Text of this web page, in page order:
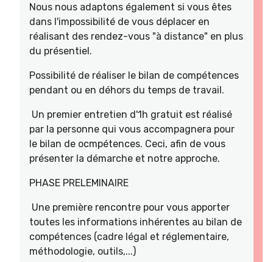
Nous nous adaptons également si vous êtes
dans l'impossibilité de vous déplacer en
réalisant des rendez-vous "à distance" en plus
du présentiel.
Possibilité de réaliser le bilan de compétences
pendant ou en déhors du temps de travail.
Un premier entretien d'1h gratuit est réalisé
par la personne qui vous accompagnera pour
le bilan de ocmpétences. Ceci, afin de vous
présenter la démarche et notre approche.
PHASE PRELEMINAIRE
Une première rencontre pour vous apporter
toutes les informations inhérentes au bilan de
compétences (cadre légal et réglementaire,
méthodologie, outils,...)